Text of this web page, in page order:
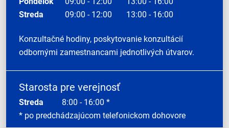
Streda
09:00 - 12:00 13:00 - 16:00
Konzultačné hodiny, poskytovanie konzultácií
odbornými zamestnancami jednotlivých útvarov.
Starosta pre verejnosť
Streda 8:00 - 16:00 *
* po predchádzajúcom telefonickom dohovore